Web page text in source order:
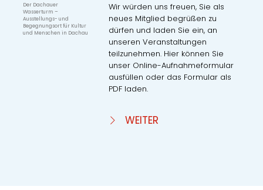
Der Dachauer
Wasserturm –
Ausstellungs- und
Begegnungsort für Kultur
und Menschen in Dachau
Wir würden uns freuen, Sie als
neues Mitglied begrüßen zu
dürfen und laden Sie ein, an
unseren Veranstaltungen
teilzunehmen. Hier können Sie
unser Online-Aufnahmeformular
ausfüllen oder das Formular als
PDF laden.
WEITER